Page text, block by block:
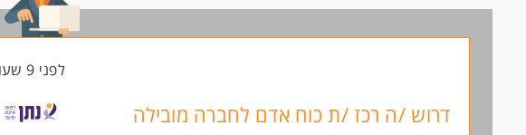
לפני 9 שעות
דרוש /ה רכז /ת כוח אדם לחברה מובילה